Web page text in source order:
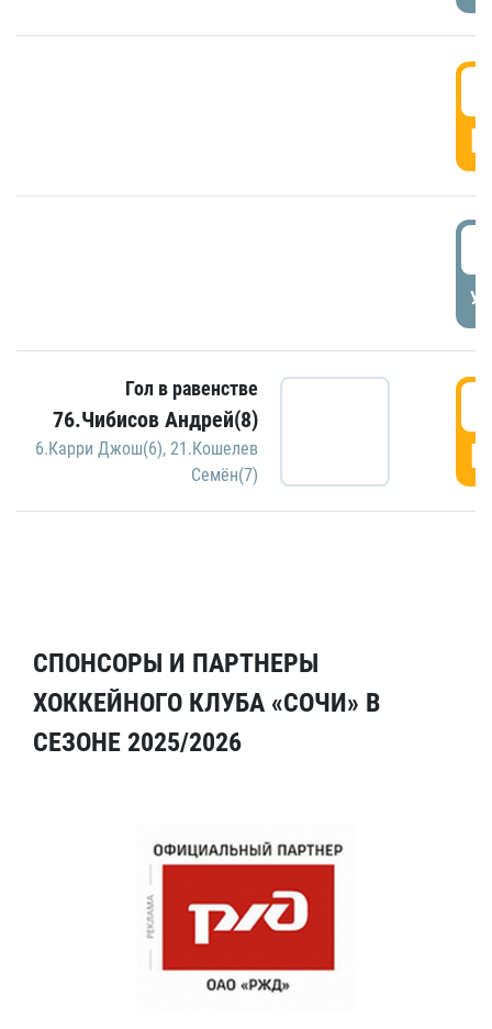
Гол в равенстве
76.Чибисов Андрей(8)
6.Карри Джош(6), 21.Кошелев
Семён(7)
СПОНСОРЫ И ПАРТНЕРЫ
ХОККЕЙНОГО КЛУБА «СОЧИ» В
СЕЗОНЕ 2025/2026